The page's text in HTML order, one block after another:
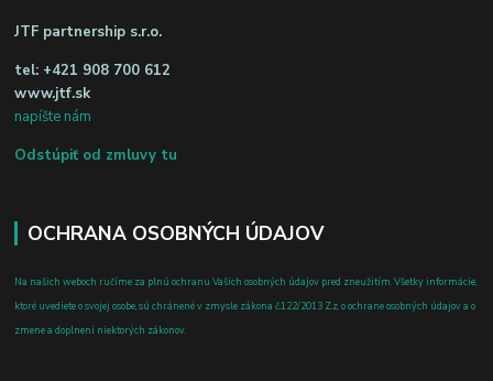
JTF partnership s.r.o.
tel: +421 908 700 612
www.jtf.sk
napíšte nám
Odstúpiť od zmluvy tu
OCHRANA OSOBNÝCH ÚDAJOV
Na našich weboch ručíme za plnú ochranu Vašich osobných údajov pred zneužitím. Všetky informácie,
ktoré uvediete o svojej osobe, sú chránené v zmysle zákona č.122/2013 Z.z. o ochrane osobných údajov a o
zmene a doplnení niektorých zákonov.